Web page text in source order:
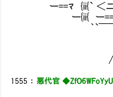
ー==ﾏ {ii{` ＜ニ
ー{ii{ ー
｀`￣￣￣￣
》＜: : : : : : :
∥ ヾー―≠´｀
∧ 弋{ i i i
1555 ：悪代官 ◆ZfO6WFoYyU